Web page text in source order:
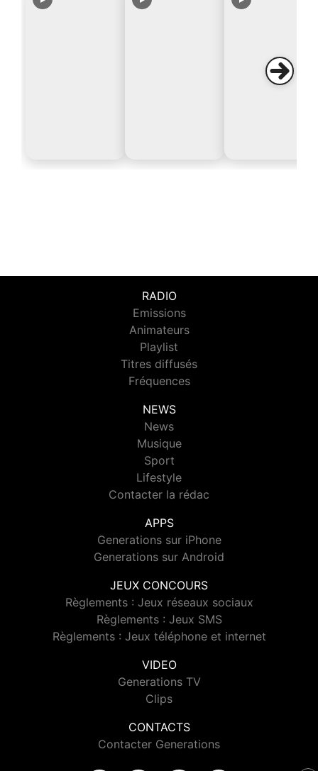
RADIO
Emissions
Animateurs
Playlist
Titres diffusés
Fréquences
NEWS
News
Musique
Sport
Lifestyle
Contacter la rédac
APPS
Generations sur iPhone
Generations sur Android
JEUX CONCOURS
Règlements : Jeux réseaux sociaux
Règlements : Jeux SMS
Règlements : Jeux téléphone et internet
VIDEO
Generations TV
Clips
CONTACTS
Contacter Generations